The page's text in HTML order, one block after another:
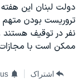
دولت لبنان اين
تروريست بودن
نفر در توقيف
ممکن است با
اشتراک